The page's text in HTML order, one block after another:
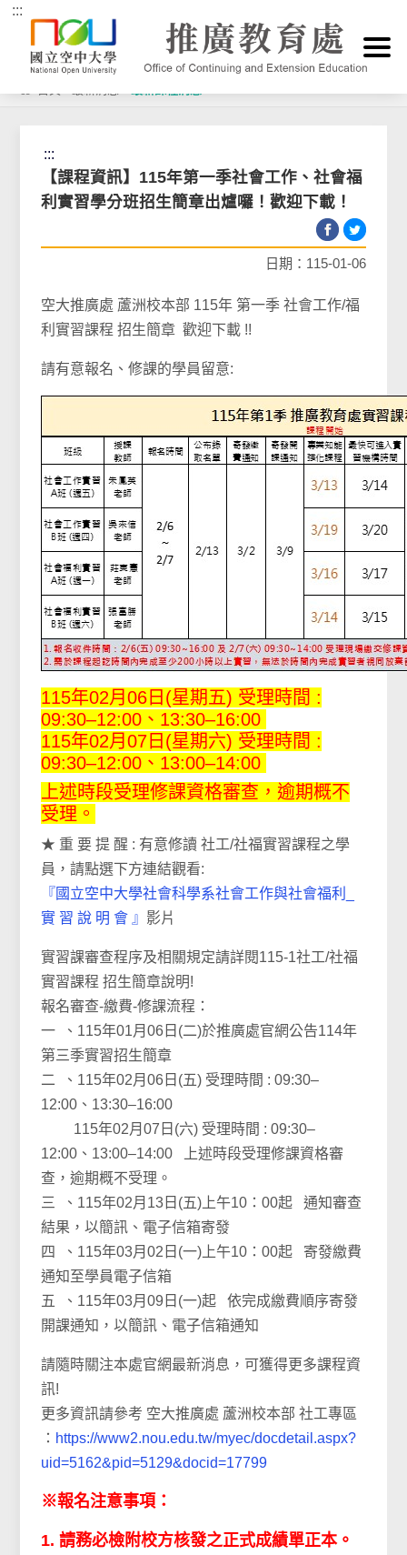
跳到主要內容區塊
:::
:::
【課程資訊】115年第一季社會工作、社會福
利實習學分班招生簡章出爐囉！歡迎下載！
日期：115-01-06
空大推廣處 蘆洲校本部 115年 第一季 社會工作/福
利實習課程 招生簡章 歡迎下載 !!
請有意報名、修課的學員留意:
115年02月06日(星期五) 受理時間 :
09:30–12:00、13:30–16:00
115年02月07日(星期六) 受理時間 :
09:30–12:00、13:00–14:00
上述時段受理修課資格審查，逾期概不
受理。
★ 重 要 提 醒 : 有意修讀 社工/社福實習課程之學
員，請點選下方連結觀看:
『國立空中大學社會科學系社會工作與社會福利_
實 習 說 明 會 』 影片
實習課審查程序及相關規定請詳閱115-1社工/社福
實習課程 招生簡章說明!
報名審查-繳費-修課流程：
一 、115年01月06日(二)於推廣處官網公告114年
第三季實習招生簡章
二 、115年02月06日(五) 受理時間 : 09:30–
12:00、13:30–16:00
115年02月07日(六) 受理時間 : 09:30–
12:00、13:00–14:00 上述時段受理修課資格審
查，逾期概不受理。
三 、115年02月13日(五)上午10：00起 通知審查
結果，以簡訊、電子信箱寄發
四 、115年03月02日(一)上午10：00起 寄發繳費
通知至學員電子信箱
五 、115年03月09日(一)起 依完成繳費順序寄發
開課通知，以簡訊、電子信箱通知
請隨時關注本處官網最新消息，可獲得更多課程資
訊!
更多資訊請參考 空大推廣處 蘆洲校本部 社工專區
： https://www2.nou.edu.tw/myec/docdetail.aspx?
uid=5162&pid=5129&docid=17799
※​報名注意事項：
1. 請務必檢附校方核發之正式成績單正本。